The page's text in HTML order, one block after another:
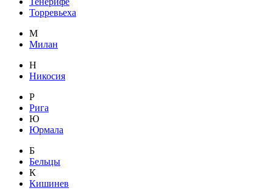
Торревьеха
М
Милан
Н
Никосия
Р
Рига
Ю
Юрмала
Б
Бельцы
К
Кишинев